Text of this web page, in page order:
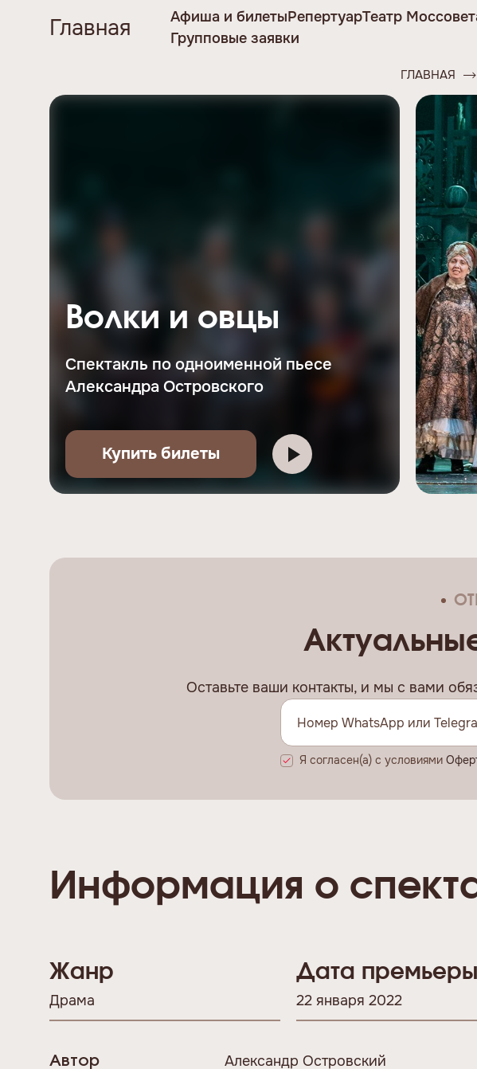
Главная Афиша и билетыРепертуарТеатр
Групповые заявки
ГЛАВНАЯ
Волки и овцы
Спектакль по одноименной пьесе
Александра Островского
Купить билеты
Оставьте ваши контакты, и мы c вами
Я согласен(а) с условиями
Информация о
Жанр
Драма
Дата премьеры
22 января 2022
Автор Александр Островский